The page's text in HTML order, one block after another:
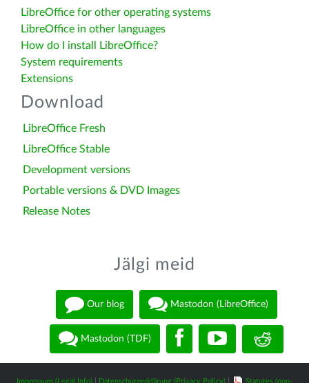
LibreOffice for other operating systems
LibreOffice in other languages
How do I install LibreOffice?
System requirements
Extensions
Download
LibreOffice Fresh
LibreOffice Stable
Development versions
Portable versions & DVD Images
Release Notes
Jälgi meid
Our blog Mastodon (LibreOffice)
Mastodon (TDF)
Impressum (Legal Info) Datenschutzerklärung (Privacy Policy) Statutes (non-